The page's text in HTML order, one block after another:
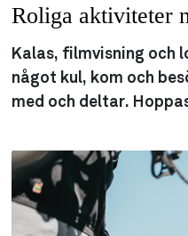
Roliga aktiviteter
Kalas, filmvisning och
något kul, kom och
med och deltar.